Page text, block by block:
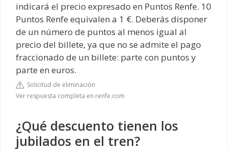
indicará el precio expresado en Puntos Renfe. 10
Puntos Renfe equivalen a 1 €. Deberás disponer
de un número de puntos al menos igual al
precio del billete, ya que no se admite el pago
fraccionado de un billete: parte con puntos y
parte en euros.
Solicitud de eliminación
Ver respuesta completa en renfe.com
¿Qué descuento tienen los
jubilados en el tren?